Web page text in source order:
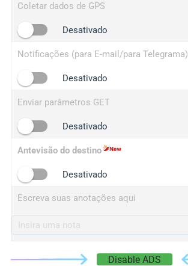
Coletar dados de GPS
Desativado
Notificações (para E-mail/para Telegrama)
Desativado
Enviar parâmetros GET
Desativado
Antevisão do destino
Desativado
Escreva suas anotações aqui
Disable ADS